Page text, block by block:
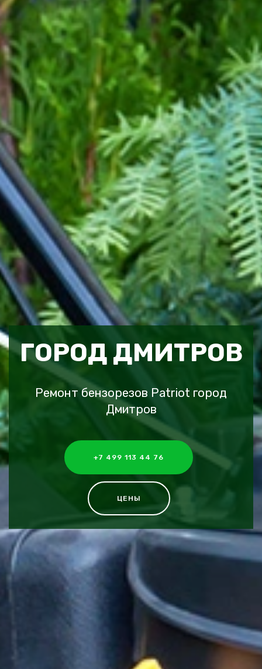
ГОРОД ДМИТРОВ
Ремонт бензорезов Patriot город
Дмитров
+7 499 113 44 76
ЦЕНЫ